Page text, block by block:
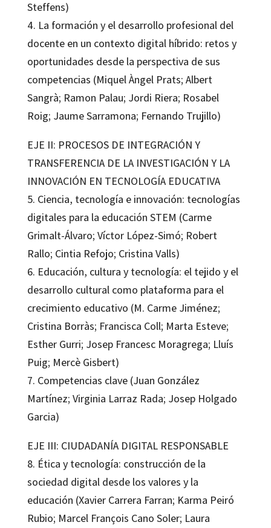
Steffens)
4. La formación y el desarrollo profesional del
docente en un contexto digital híbrido: retos y
oportunidades desde la perspectiva de sus
competencias (Miquel Àngel Prats; Albert
Sangrà; Ramon Palau; Jordi Riera; Rosabel
Roig; Jaume Sarramona; Fernando Trujillo)
EJE II: PROCESOS DE INTEGRACIÓN Y
TRANSFERENCIA DE LA INVESTIGACIÓN Y LA
INNOVACIÓN EN TECNOLOGÍA EDUCATIVA
5. Ciencia, tecnología e innovación: tecnologías
digitales para la educación STEM (Carme
Grimalt-Álvaro; Víctor López-Simó; Robert
Rallo; Cintia Refojo; Cristina Valls)
6. Educación, cultura y tecnología: el tejido y el
desarrollo cultural como plataforma para el
crecimiento educativo (M. Carme Jiménez;
Cristina Borràs; Francisca Coll; Marta Esteve;
Esther Gurri; Josep Francesc Moragrega; Lluís
Puig; Mercè Gisbert)
7. Competencias clave (Juan González
Martínez; Virginia Larraz Rada; Josep Holgado
Garcia)
EJE III: CIUDADANÍA DIGITAL RESPONSABLE
8. Ética y tecnología: construcción de la
sociedad digital desde los valores y la
educación (Xavier Carrera Farran; Karma Peiró
Rubio; Marcel François Cano Soler; Laura